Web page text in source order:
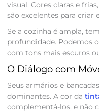
visual. Cores claras e
são excelentes para criar
Se a cozinha é ampla,
profundidade. Podemos
com tons mais escuros
O Diálogo com
Seus armários e
dominantes. A cor da
complementá-los, e não